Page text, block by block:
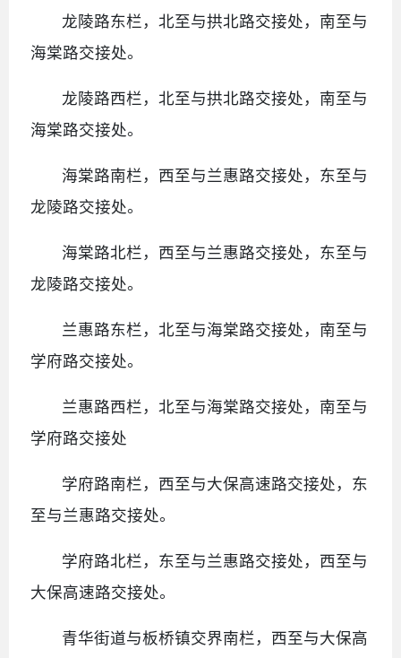
龙陵路东栏，北至与拱北路交接处，南至与
海棠路交接处。
龙陵路西栏，北至与拱北路交接处，南至与
海棠路交接处。
海棠路南栏，西至与兰惠路交接处，东至与
龙陵路交接处。
海棠路北栏，西至与兰惠路交接处，东至与
龙陵路交接处。
兰惠路东栏，北至与海棠路交接处，南至与
学府路交接处。
兰惠路西栏，北至与海棠路交接处，南至与
学府路交接处
学府路南栏，西至与大保高速路交接处，东
至与兰惠路交接处。
学府路北栏，东至与兰惠路交接处，西至与
大保高速路交接处。
青华街道与板桥镇交界南栏，西至与大保高